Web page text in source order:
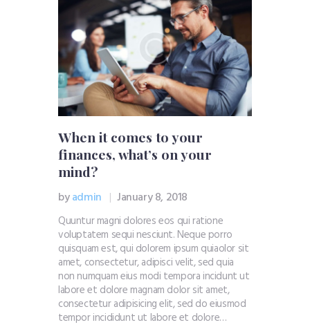
When it comes to your
finances, what’s on your
mind?
byadmin January 8, 2018
Quuntur magni dolores eos qui ratione
voluptatem sequi nesciunt. Neque porro
quisquam est, qui dolorem ipsum quiaolor sit
amet, consectetur, adipisci velit, sed quia
non numquam eius modi tempora incidunt ut
labore et dolore magnam dolor sit amet,
consectetur adipisicing elit, sed do eiusmod
tempor incididunt ut labore et dolore…